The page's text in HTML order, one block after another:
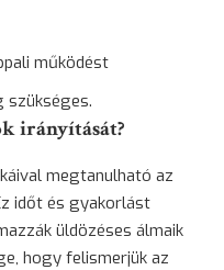
működést
szükséges.
irányítását?
megtanulható az
időt és gyakorlást
üldözéses álmaik
hogy felismerjük az